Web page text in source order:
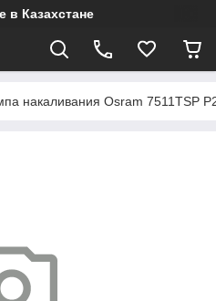
в Казахстане
накаливания Osram 7511TSP